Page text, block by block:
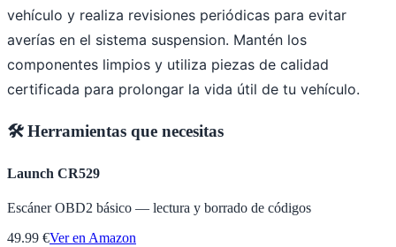
vehículo y realiza revisiones periódicas para evitar
averías en el sistema suspension. Mantén los
componentes limpios y utiliza piezas de calidad
certificada para prolongar la vida útil de tu vehículo.
🛠️ Herramientas que necesitas
Launch CR529
Escáner OBD2 básico — lectura y borrado de códigos
49.99 €Ver en Amazon